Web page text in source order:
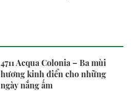
4711 Acqua Colonia – Ba mùi
hương kinh điển cho những
ngày nắng ấm